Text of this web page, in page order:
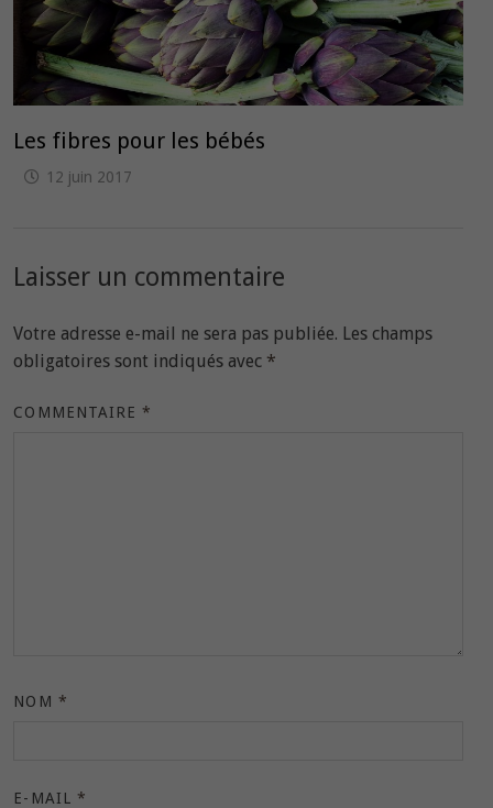
Les fibres pour les bébés
12 juin 2017
Laisser un commentaire
Votre adresse e-mail ne sera pas publiée. Les champs
obligatoires sont indiqués avec *
COMMENTAIRE*
NOM *
E-MAIL *